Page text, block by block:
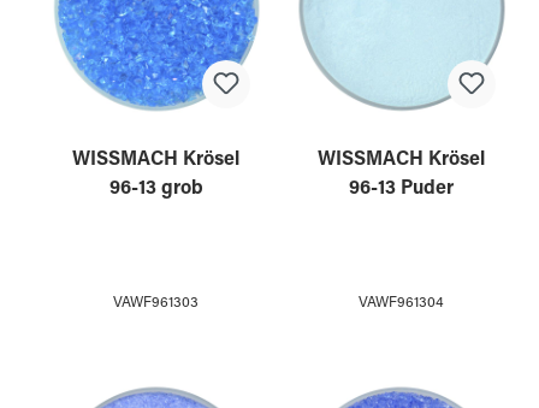
WISSMACH Krösel
96-13 grob
VAWF961303
WISSMACH Krösel
96-13 Puder
VAWF961304